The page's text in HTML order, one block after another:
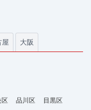
屋 大阪
区 品川区
目黒区